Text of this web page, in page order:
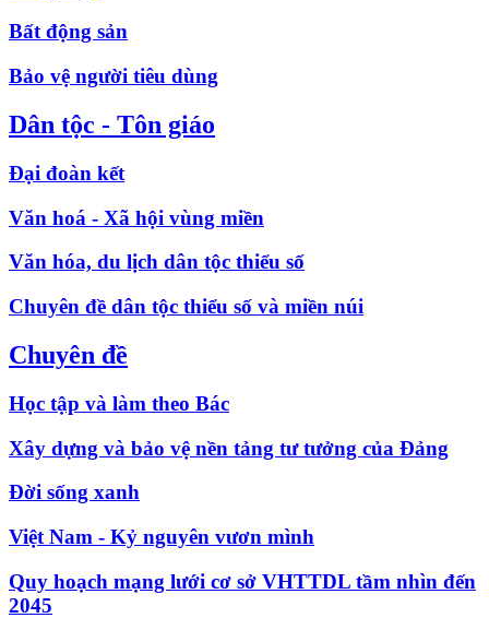
Bất động sản
Bảo vệ người tiêu dùng
Dân tộc - Tôn giáo
Đại đoàn kết
Văn hoá - Xã hội vùng miền
Văn hóa, du lịch dân tộc thiểu số
Chuyên đề dân tộc thiểu số và miền núi
Chuyên đề
Học tập và làm theo Bác
Xây dựng và bảo vệ nền tảng tư tưởng của Đảng
Đời sống xanh
Việt Nam - Kỷ nguyên vươn mình
Quy hoạch mạng lưới cơ sở VHTTDL tầm nhìn đến
2045